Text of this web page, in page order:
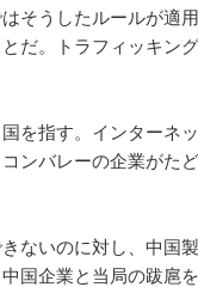
そうしたルールが適
だ。トラフィッキン
を指す。インターネ
ンバレーの企業がた
ないのに対し、中国
国企業と当局の跋扈